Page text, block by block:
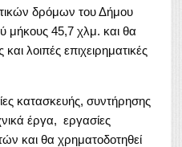
δρόμων του Δήμου
μήκους 45,7 χλμ. και θα
λοιπές επιχειρηματικές
κατασκευής, συντήρησης
έργα, εργασίες
και θα χρηματοδοτηθεί